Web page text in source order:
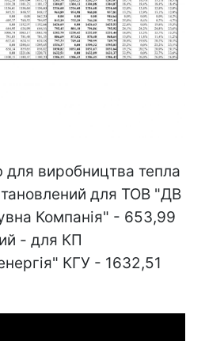
виробництва тепла
для ТОВ "ДВ
Компанія" - 653,99
- для КП
КГУ - 1632,51